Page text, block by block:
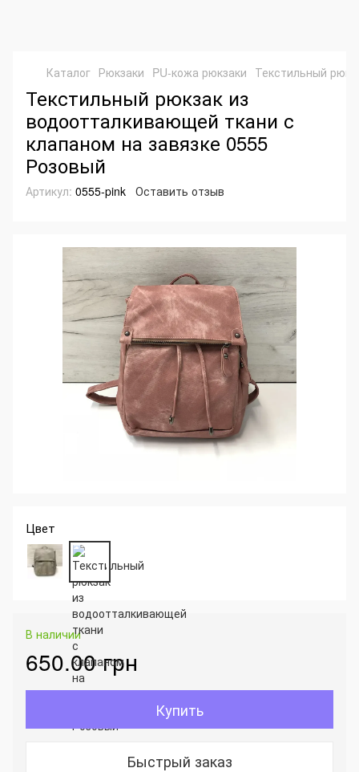
Каталог Рюкзаки PU-кожа рюкзаки Текстильный
Текстильный рюкзак из
водоотталкивающей ткани с
клапаном на завязке 0555
Розовый
Артикул: 0555-pink Оставить отзыв
Цвет
В наличии
650.00 грн
Купить
Быстрый заказ